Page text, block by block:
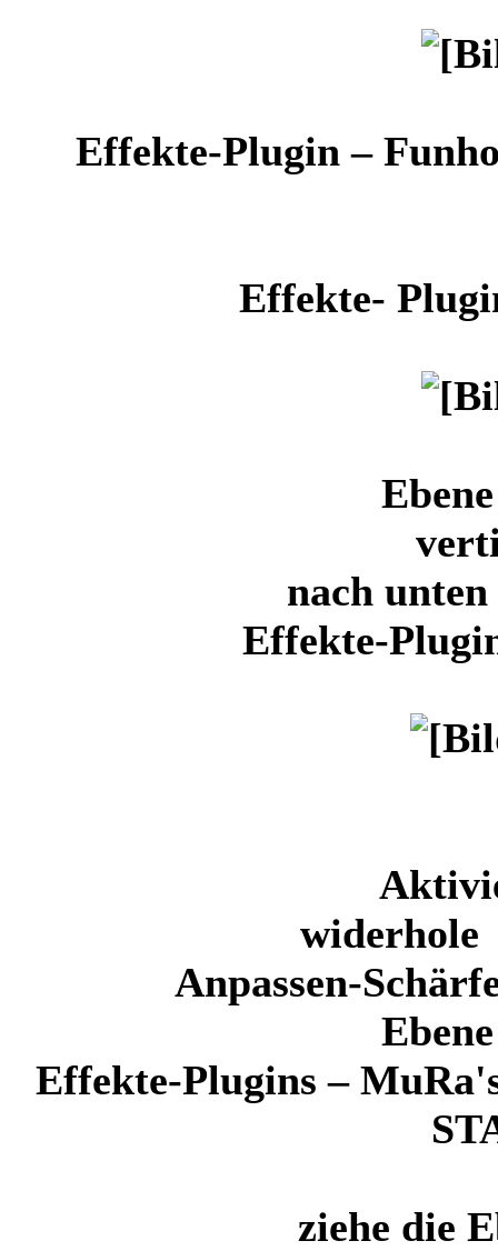
Effekte-Plugin –
Effekte-
nach unten
Effekte-
Anpassen-
Effekte-Plugins –
ziehe die